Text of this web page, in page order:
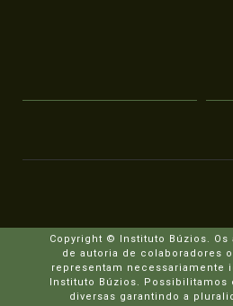
Copyright © Instituto Búzios. Os
de autoria de colaboradores
representam necessariamente
Instituto Búzios. Possibilitamos
diversas garantindo a